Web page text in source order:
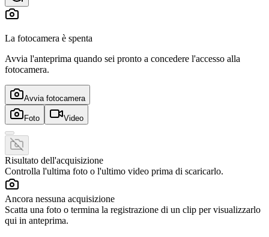
La fotocamera è spenta
Avvia l'anteprima quando sei pronto a concedere l'accesso alla
fotocamera.
Avvia fotocamera
Foto Video
Risultato dell'acquisizione
Controlla l'ultima foto o l'ultimo video prima di scaricarlo.
Ancora nessuna acquisizione
Scatta una foto o termina la registrazione di un clip per visualizzarlo
qui in anteprima.